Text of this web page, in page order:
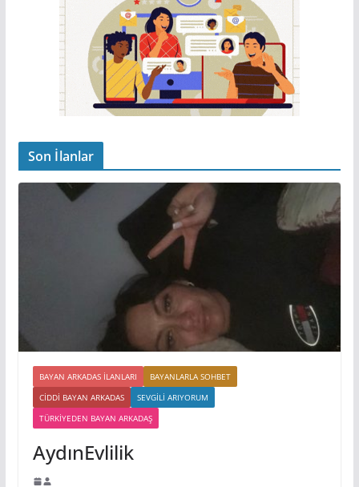
Son İlanlar
BAYAN ARKADAS ILANLARI
BAYANLARLA SOHBET
CIDDI BAYAN ARKADAS
SEVGILI ARIYORUM
TÜRKIYEDEN BAYAN ARKADAŞ
AydınEvlilik